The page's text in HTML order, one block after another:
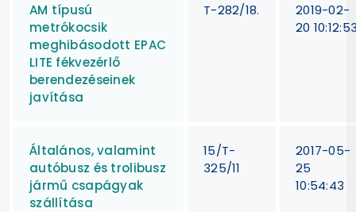
AM típusú
metrókocsik
meghibásodott EPAC
LITE fékvezérlő
berendezéseinek
javítása
T-282/18.
2019-02-
20
Általános, valamint
autóbusz és trolibusz
jármű csapágyak
szállítása
15/T-
325/11
2017-05-
25
10:54:43